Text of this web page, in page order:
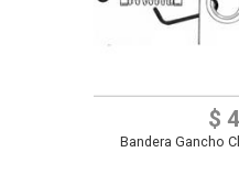
$
Bandera Gancho